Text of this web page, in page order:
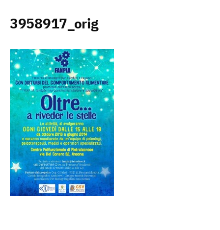
3958917_orig